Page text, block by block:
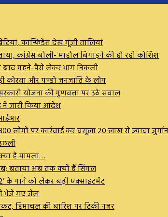
कान्फिडेंस देख गूंजी तालियां
कांग्रेस बोली- माहौल बिगाड़ने की हो रही कोशिश
बाद गहने-पैसे लेकर भाग निकली
कोरवा और पण्डो जनजाति के लोग
योजना की गुणवत्ता पर उठे सवाल
जारी किया आदेश
लोगों पर कार्रवाई कर वसूला 20 लाख से ज्यादा
है मामला…
बताया अब तक क्यों हैं सिंगल
2’ के गाने को लेकर बढ़ी एक्साइटमेंट
भेजे गए जेल
हिमाचल की बारिश पर टिकी नजर